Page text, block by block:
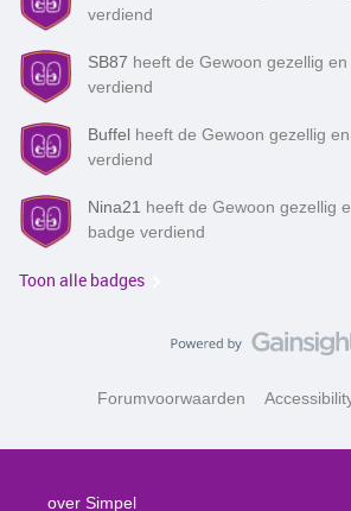
verdiend
SB87 heeft de Gewoon gezellig
verdiend
Buffel heeft de Gewoon gezellig
verdiend
Nina21 heeft de Gewoon gezellig
badge verdiend
Toon alle badges
Forumvoorwaarden
over Simpel